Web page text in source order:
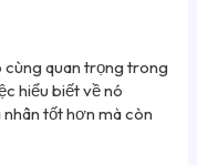
cùng quan trọng trong
hiểu biết về nó
tốt hơn mà còn